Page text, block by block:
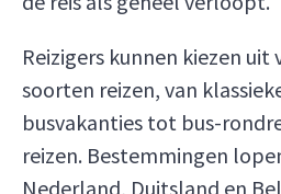
Reizigers kunnen kiezen uit
soorten reizen, van
busvakanties tot bus-
reizen. Bestemmingen
Nederland, Duitsland en